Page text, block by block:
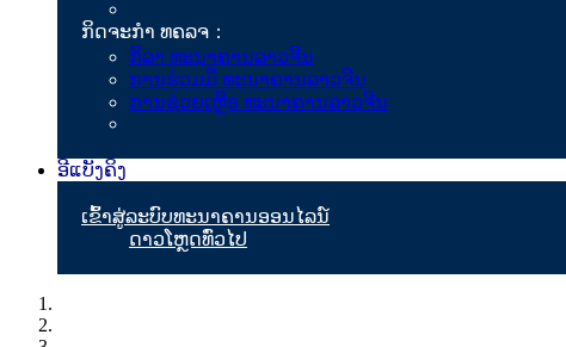
ກິດຈະກຳ ທຄລຈ：
ກິລາ ທະນາຄານລາວຈີນ
ການຮ່ວມມື ທະນາຄານລາວຈີນ
ການຊ່ວຍເຫຼືອ ທະນາຄານລາວຈີນ
ອີແບັງຄິງ
ເຂົ້າສູ່ລະບົບທະນາຄານອອນໄລນ໌
ດາວໂຫຼດທົ່ວໄປ